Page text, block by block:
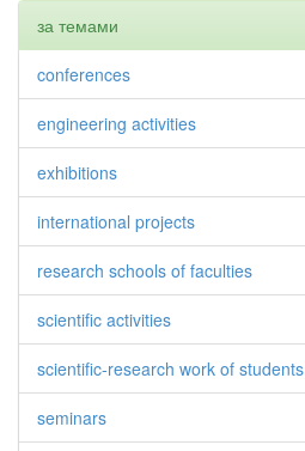
за темами
conferences
engineering activities
exhibitions
international projects
research schools of faculties
scientific activities
scientific-research work of students
seminars